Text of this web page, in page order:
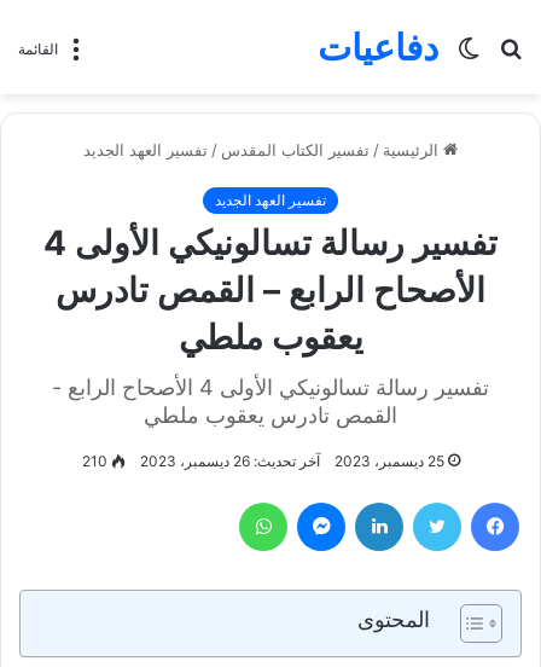
القائمة دفاعيات
بحث
الوضع
الرئيسية / تفسير الكتاب المقدس / تفسير العهد الجديد
تفسير العهد الجديد
تفسير رسالة تسالونيكي الأولى 4
الأصحاح الرابع – القمص تادرس
يعقوب ملطي
تفسير رسالة تسالونيكي الأولى 4 الأصحاح الرابع -
القمص تادرس يعقوب ملطي
25 ديسمبر، 2023 آخر تحديث: 26 ديسمبر، 2023 210
فيسبوك تويتر لينكدإن ماسنجر
المحتوى